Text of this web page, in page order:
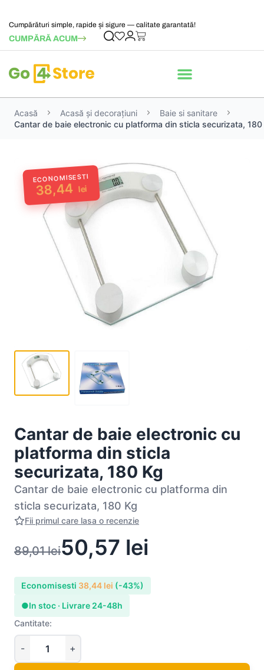
Cumpărături simple, rapide și sigure — calitate garantată!
CUMPĂRĂ ACUM
Acasă Acasă și decorațiuni
Baie si sanitare
Cantar de baie electronic cu platforma din sticla securizata, 180
ECONOMISESTI
38,44 lei
Cantar de baie electronic cu
platforma din sticla
securizata, 180 Kg
Cantar de baie electronic cu platforma din
sticla securizata, 180 Kg
Fii primul care lasa o recenzie
89,01lei50,57 lei
Economisesti 38,44 lei (-43%)
●In stoc · Livrare 24-48h
Cantitate: